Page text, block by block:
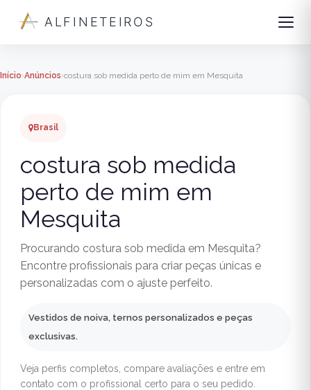
ALFINETEIROS
Início Anúncios costura sob medida perto de mim em Mesquita
Brasil
costura sob medida
perto de mim em
Mesquita
Procurando costura sob medida em Mesquita?
Encontre profissionais para criar peças únicas e
personalizadas com o ajuste perfeito.
Vestidos de noiva, ternos personalizados e peças
exclusivas.
Veja perfis completos, compare avaliações e entre em
contato com o profissional certo para o seu pedido.